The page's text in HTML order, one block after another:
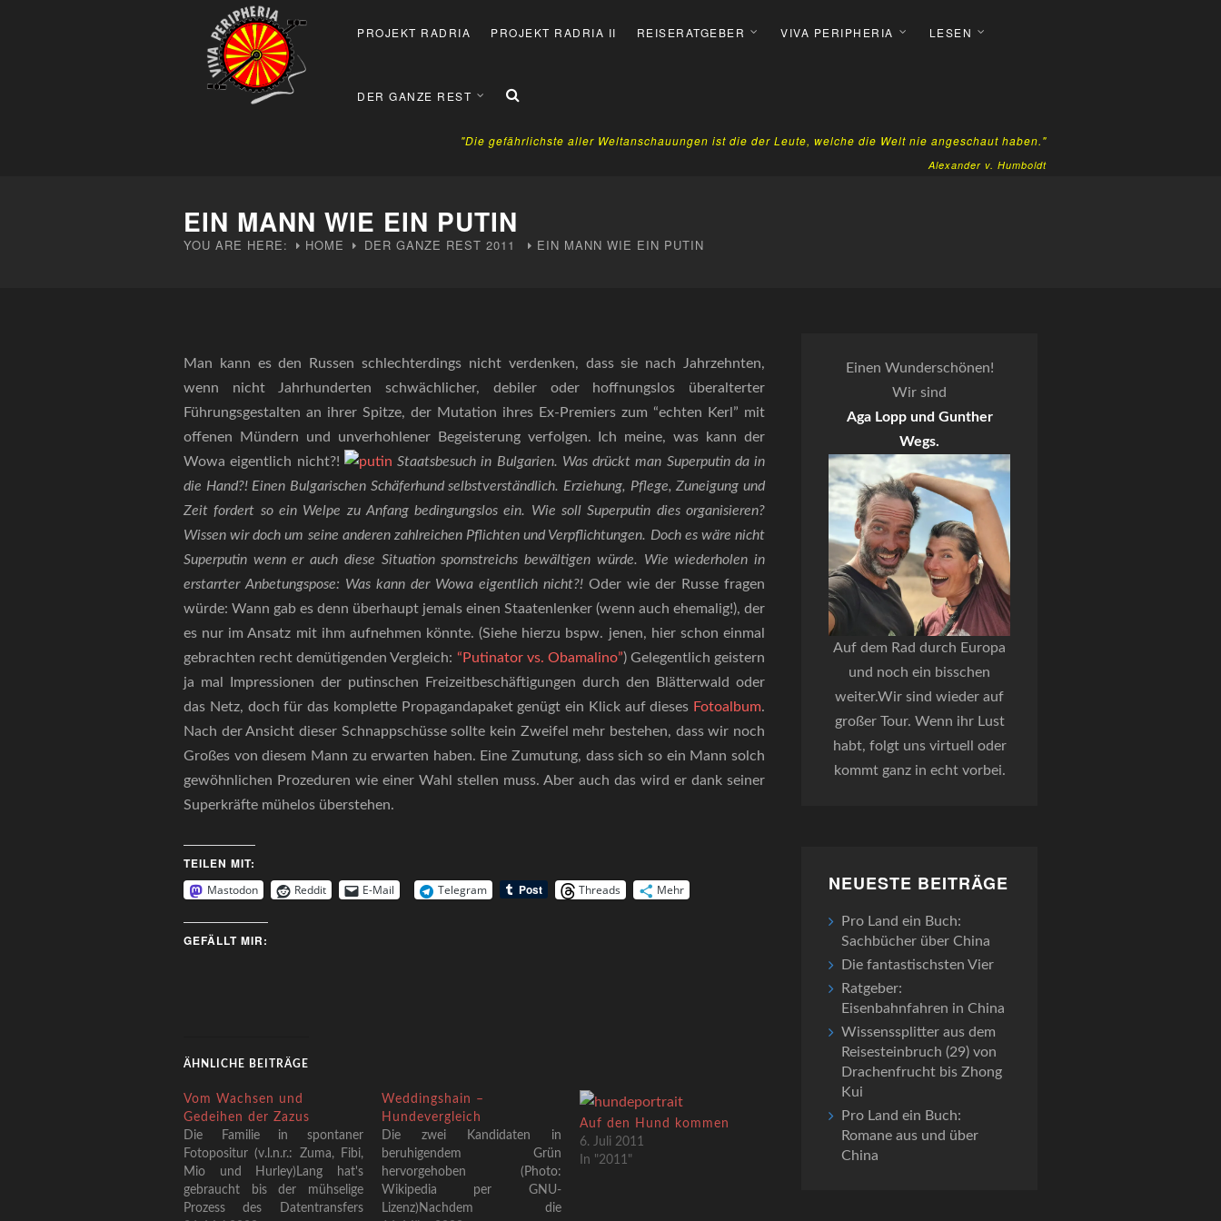
PROJEKT RADRIA PROJEKT RADRIA II REISERATGEBER VIVA PERIPHERIA LESEN
DER GANZE REST
"Die gefährlichste aller Weltanschauungen ist die der Leute, welche die Welt nie angeschaut haben."
Alexander v. Humboldt
EIN MANN WIE EIN PUTIN
YOU ARE HERE: HOME DER GANZE REST 2011 EIN MANN WIE EIN PUTIN
Man kann es den Russen schlechterdings nicht verdenken, dass sie nach Jahrzehnten,
wenn nicht Jahrhunderten schwächlicher, debiler oder hoffnungslos überalterter
Führungsgestalten an ihrer Spitze, der Mutation ihres Ex-Premiers zum “echten Kerl” mit
offenen Mündern und unverhohlener Begeisterung verfolgen. Ich meine, was kann der
Wowa eigentlich nicht?!
Staatsbesuch in Bulgarien. Was drückt man Superputin da in
die Hand?! Einen Bulgarischen Schäferhund selbstverständlich. Erziehung, Pflege, Zuneigung und
Zeit fordert so ein Welpe zu Anfang bedingungslos ein. Wie soll Superputin dies organisieren?
Wissen wir doch um seine anderen zahlreichen Pflichten und Verpflichtungen. Doch es wäre nicht
Superputin wenn er auch diese Situation spornstreichs bewältigen würde. Wie wiederholen in
erstarrter Anbetungspose: Was kann der Wowa eigentlich nicht?! Oder wie der Russe fragen
würde: Wann gab es denn überhaupt jemals einen Staatenlenker (wenn auch ehemalig!), der
es nur im Ansatz mit ihm aufnehmen könnte. (Siehe hierzu bspw. jenen, hier schon einmal
gebrachten recht demütigenden Vergleich: “Putinator vs. Obamalino”) Gelegentlich geistern
ja mal Impressionen der putinschen Freizeitbeschäftigungen durch den Blätterwald oder
das Netz, doch für das komplette Propagandapaket genügt ein Klick auf dieses Fotoalbum.
Nach der Ansicht dieser Schnappschüsse sollte kein Zweifel mehr bestehen, dass wir noch
Großes von diesem Mann zu erwarten haben. Eine Zumutung, dass sich so ein Mann solch
gewöhnlichen Prozeduren wie einer Wahl stellen muss. Aber auch das wird er dank seiner
Superkräfte mühelos überstehen.
TEILEN MIT:
Mastodon Reddit E-Mail Telegram Threads Mehr
GEFÄLLT MIR:
ÄHNLICHE BEITRÄGE
Vom Wachsen und
Gedeihen der Zazus
Die Familie in spontaner
Fotopositur (v.l.n.r.: Zuma, Fibi,
Mio und Hurley)Lang hat's
gebraucht bis der mühselige
Prozess des Datentransfers
Weddingshain –
Hundevergleich
Die zwei Kandidaten in
beruhigendem Grün
hervorgehoben (Photo:
Wikipedia per GNU-
Lizenz)Nachdem die
Auf den Hund kommen
6. Juli 2011
In "2011"
Einen Wunderschönen!
Wir sind
Aga Lopp und Gunther
Wegs.
Auf dem Rad durch Europa
und noch ein bisschen
weiter.Wir sind wieder auf
großer Tour. Wenn ihr Lust
habt, folgt uns virtuell oder
kommt ganz in echt vorbei.
NEUESTE BEITRÄGE
Pro Land ein Buch:
Sachbücher über China
Die fantastischsten Vier
Ratgeber:
Eisenbahnfahren in China
Wissenssplitter aus dem
Reisesteinbruch (29) von
Drachenfrucht bis Zhong
Kui
Pro Land ein Buch:
Romane aus und über
China